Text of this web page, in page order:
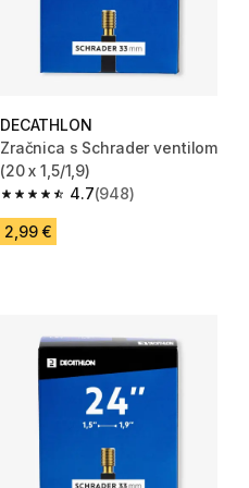
DECATHLON
Zračnica s Schrader ventilom
(20 x 1,5/1,9)
4.7
4.7 od 5 zvezdic from 948 ocene
(948)
2,99 €